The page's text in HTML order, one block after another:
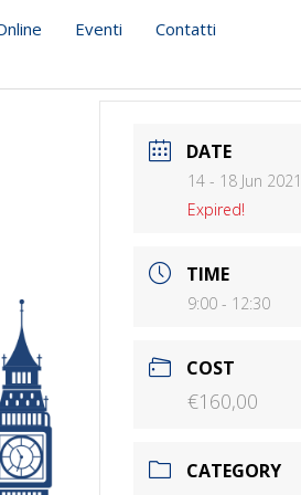
Eventi
Contatti
DATE
14 - 18 Jun 2021
Expired!
TIME
9:00 - 12:30
COST
€160,00
CATEGORY